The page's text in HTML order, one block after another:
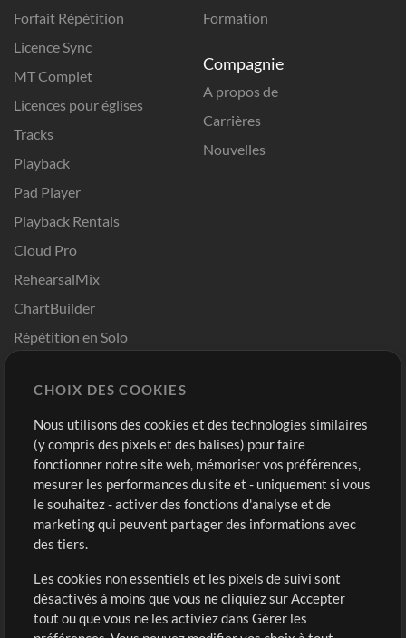
Forfait Répétition
Licence Sync
MT Complet
Licences pour églises
Tracks
Playback
Pad Player
Playback Rentals
Cloud Pro
RehearsalMix
ChartBuilder
Répétition en Solo
Modèles ProPresenter
Sons
Formation
Compagnie
A propos de
Carrières
Nouvelles
Boutique
Acheter des crédits
Contenu gratuit
Demander les pistes
Extras
Sessions
Compte
Connexion
S'inscrire
CHOIX DES COOKIES
Nous utilisons des cookies et des technologies similaires
(y compris des pixels et des balises) pour faire
fonctionner notre site web, mémoriser vos préférences,
mesurer les performances du site et - uniquement si vous
le souhaitez - activer des fonctions d'analyse et de
marketing qui peuvent partager des informations avec
des tiers.
Les cookies non essentiels et les pixels de suivi sont
désactivés à moins que vous ne cliquiez sur Accepter
tout ou que vous ne les activiez dans Gérer les